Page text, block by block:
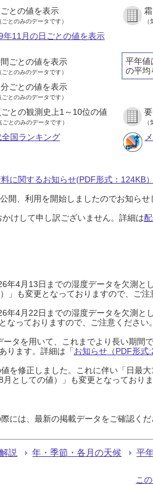
との値を表示
ごとのみのデータです）
年11月の日ごとの値を表示
平年値
の平均
間ごとの値を表示
ごとのみのデータです）
分ごとの値を表示
ごとのみのデータです）
との観測史上1～10位の値
ごとのみのデータです）
全国ランキング
に関するお知らせ(PDF形式：124KB）
開、利用を開始しましたのでお知らせ
けして申し訳ございません。詳細は
4月13日までの湿度データを欠測と
も変更となっておりますので、ご注
4月22日までの湿度データを欠測と
なっておりますので、ご注意ください
タを用いて、これまでより長い期間
ります。詳細は「お知らせ（PDF形式
を修正しました。これに伴い「日最
としての値）」も変更となっており
には、最新の掲載データをご確認く
説 年・季節・各月の天候 平
こ